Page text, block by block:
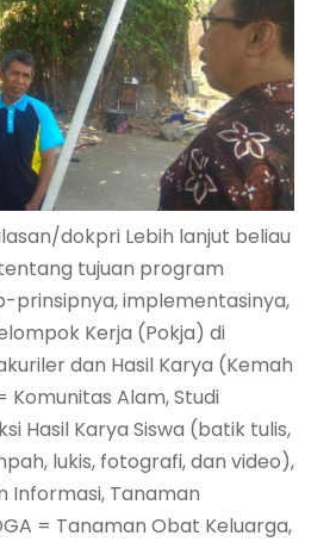
dokpri Lebih lanjut beliau
tujuan program
prinsipnya, implementasinya,
Kerja (Pokja) di
dan Hasil Karya (Kemah
Komunitas Alam, Studi
Hasil Karya Siswa (batik tulis,
lukis, fotografi, dan video),
Informasi, Tanaman
= Tanaman Obat Keluarga,